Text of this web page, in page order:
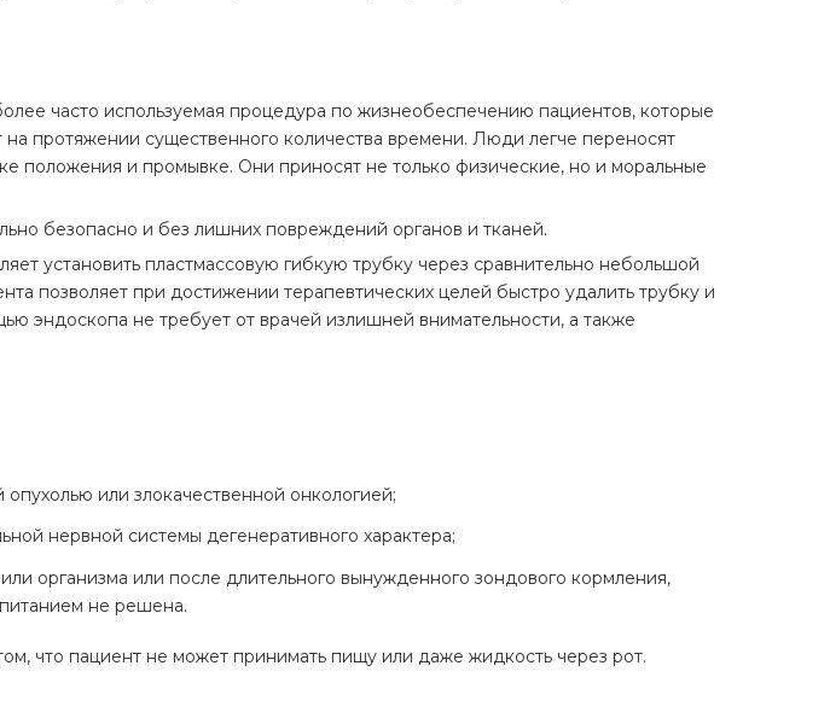
часто используемая процедура по жизнеобеспечению пациентов, которые
протяжении существенного количества времени. Люди легче переносят
положения и промывке. Они приносят не только физические, но и моральные
безопасно и без лишних повреждений органов и тканей.
установить пластмассовую гибкую трубку через сравнительно небольшой
позволяет при достижении терапевтических целей быстро удалить трубку и
эндоскопа не требует от врачей излишней внимательности, а также
или злокачественной онкологией;
нервной системы дегенеративного характера;
организма или после длительного вынужденного зондового кормления,
не решена.
что пациент не может принимать пищу или даже жидкость через рот.